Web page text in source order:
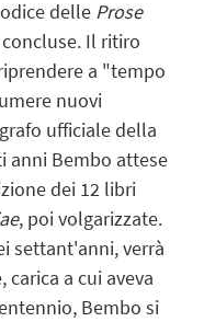
delle Prose
Il ritiro
a "tempo
nuovi
ufficiale della
anni Bembo attese
dei 12 libri
, poi volgarizzate.
settant'anni, verrà
a cui aveva
Bembo si